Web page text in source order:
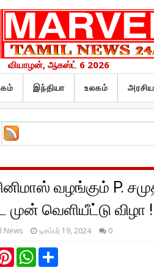
வியாழன், ஆகஸ்ட் 6 2026
இந்தியா உலகம்
வழங்கும் P.
முன் வெளியீட்டு விழா !
News டிசம்பர் 19, 2024 0
P
W
h